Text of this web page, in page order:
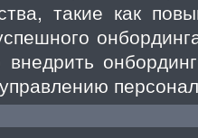
такие как
внедрить